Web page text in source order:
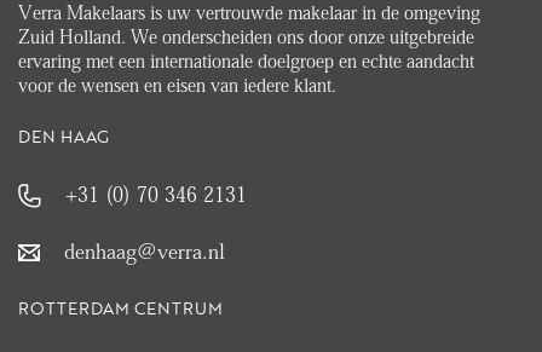
Verra Makelaars is uw vertrouwde makelaar in de omgeving
Zuid Holland. We onderscheiden ons door onze uitgebreide
ervaring met een internationale doelgroep en echte aandacht
voor de wensen en eisen van iedere klant.
DEN HAAG
+31 (0) 70 346 2131
denhaag@verra.nl
ROTTERDAM CENTRUM